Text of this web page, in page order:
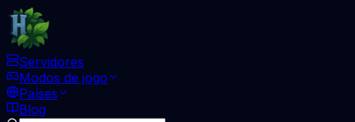
Servidores
Modos de jogo
Países
Blog